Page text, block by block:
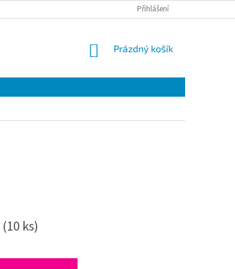
Přihlášení
NÁKUPNÍ
Prázdný košík
(10 ks)